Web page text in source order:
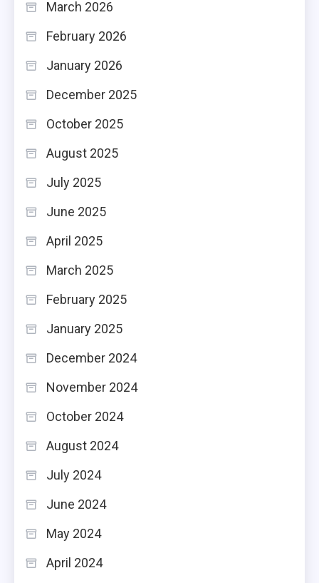
March 2026
February 2026
January 2026
December 2025
October 2025
August 2025
July 2025
June 2025
April 2025
March 2025
February 2025
January 2025
December 2024
November 2024
October 2024
August 2024
July 2024
June 2024
May 2024
April 2024